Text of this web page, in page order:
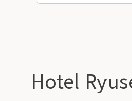
Hotel